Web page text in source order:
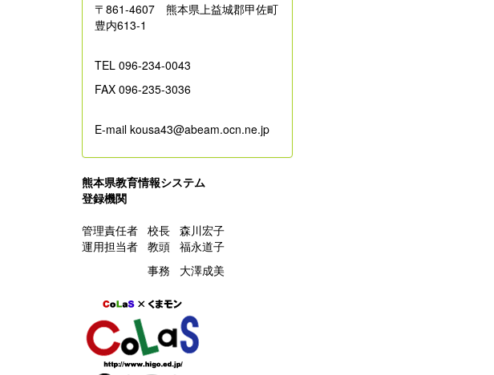
〒861‐4607 熊本県上益城郡甲佐町
豊内613-1
TEL 096-234-0043
FAX 096-235-3036
E-mail kousa43@abeam.ocn.ne.jp
熊本県教育情報システム
登録機関
管理責任者 校長 森川宏子
運用担当者 教頭 福永道子
事務 大澤成美